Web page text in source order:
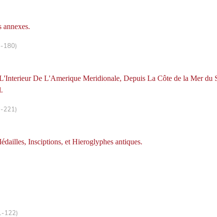
annexes.
180)
De L'Amerique Meridionale, Depuis La Côte de la Mer du
221)
Insciptions, et Hieroglyphes antiques.
122)